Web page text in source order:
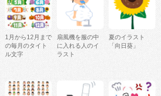
1月から12月まで
の毎月のタイト
ル文字
扇風機を服の中
に入れる人のイ
ラスト
夏のイラスト
「向日葵」